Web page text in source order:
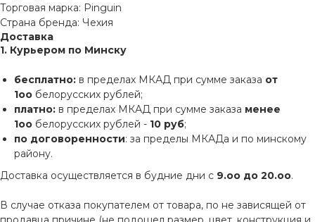
Торговая марка: Pinguin
Страна бренда: Чехия
Доставка
1. Курьером по Минску
бесплатно: в пределах МКАД при сумме заказа от
1оо белорусских рублей;
платно: в пределах МКАД при сумме заказа менее
1оо белорусских рублей - 10 руб;
по договоренности: за пределы МКАДа и по минскому
району.
Доставка осуществляется в будние дни с 9.оо до 20.оо.
В случае отказа покупателем от товара, по не зависящей от